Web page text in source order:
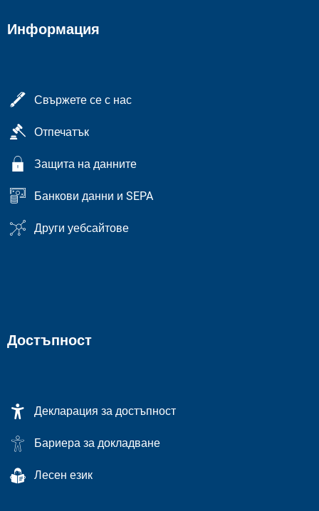
Информация
Свържете се с нас
Отпечатък
Защита на данните
Банкови данни и SEPA
Други уебсайтове
Достъпност
Декларация за достъпност
Бариера за докладване
Лесен език